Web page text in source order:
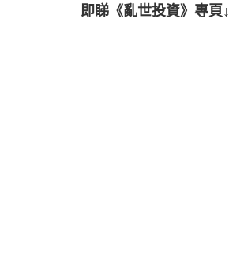
即睇《亂世投資》專頁↓